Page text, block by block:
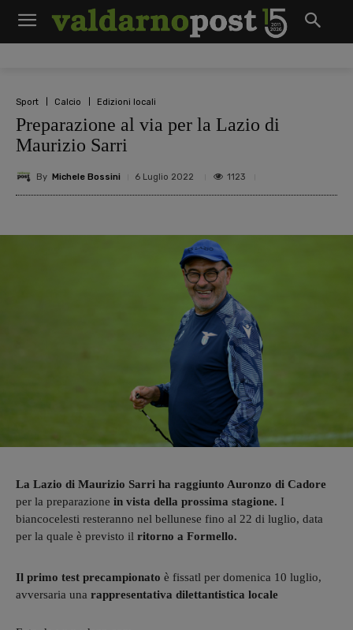
Sport Calcio Edizioni locali
Preparazione al via per la Lazio di
Maurizio Sarri
By Michele Bossini 6 Luglio 2022 1123
La Lazio di Maurizio Sarri ha raggiunto Auronzo di Cadore
per la preparazione in vista della prossima stagione. I
biancocelesti resteranno nel bellunese fino al 22 di luglio, data
per la quale è previsto il ritorno a Formello.
Il primo test precampionato è fissatl per domenica 10 luglio,
avversaria una rappresentativa dilettantistica locale